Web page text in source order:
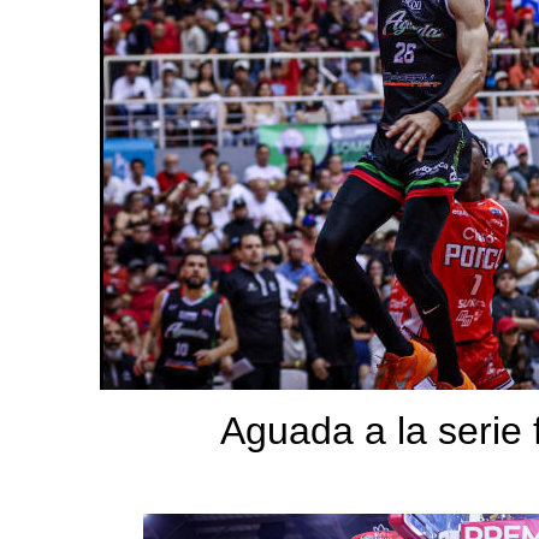
Aguada a la serie